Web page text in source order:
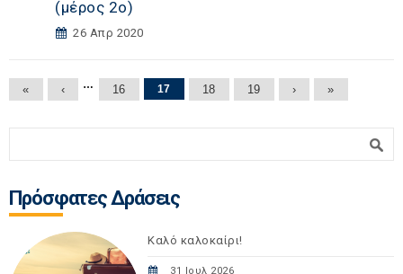
(μέρος 2ο)
26 Απρ 2020
Σελίδες
« ‹ … 16 17 18 19 › »
Πρόσφατες Δράσεις
Καλό καλοκαίρι!
31 Ιουλ 2026